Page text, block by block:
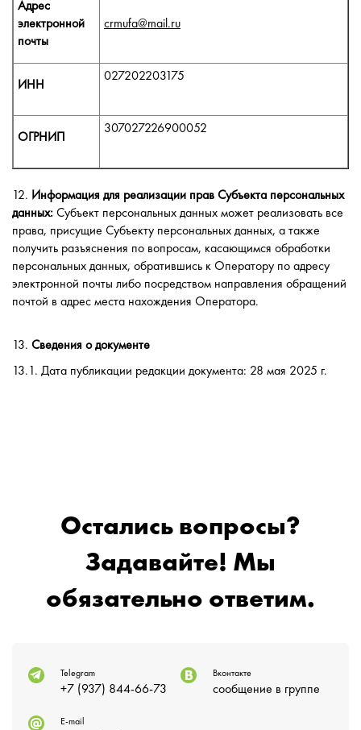
Адрес
электронной
почты
crmufa@mail.ru
ИНН
027202203175
ОГРНИП
307027226900052
12. Информация для реализации прав Субъекта персональных
данных: Субъект персональных данных может реализовать все
права, присущие Субъекту персональных данных, а также
получить разъяснения по вопросам, касающимся обработки
персональных данных, обратившись к Оператору по адресу
электронной почты либо посредством направления обращений
почтой в адрес места нахождения Оператора.
13. Сведения о документе
13.1. Дата публикации редакции документа: 28 мая 2025 г.
Остались вопросы?
Задавайте! Мы
обязательно ответим.
Telegram
+7 (937) 844-66-73
Вконтакте
сообщение в группе
E-mail